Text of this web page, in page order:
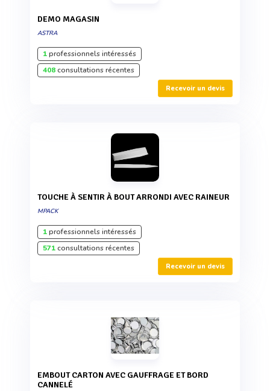
DEMO MAGASIN
ASTRA
1professionnels intéressés
408consultations récentes
Recevoir un devis
TOUCHE À SENTIR À BOUT ARRONDI AVEC RAINEUR
MPACK
1professionnels intéressés
571consultations récentes
Recevoir un devis
EMBOUT CARTON AVEC GAUFFRAGE ET BORD
CANNELÉ